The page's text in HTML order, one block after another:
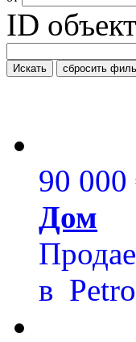
ID
Искать сбросить
90 000
Дом
в